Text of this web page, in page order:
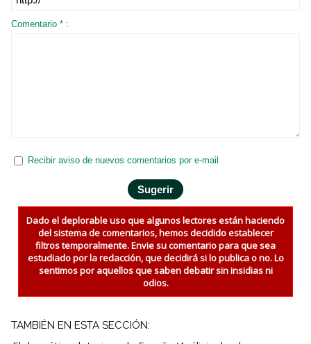
Comentario * :
Recibir aviso de nuevos comentarios por e-mail
Dado el deplorable uso que algunos lectores están haciendo
del sistema de comentarios, hemos decidido establecer
filtros temporalmente. Envie su comentario para que sea
estudiado por la redacción, que decidirá si lo publica o no. Lo
sentimos por aquellos que saben debatir sin insidias ni
odios.
TAMBIÉN EN ESTA SECCIÓN: